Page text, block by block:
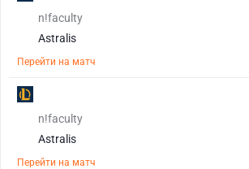
n!faculty
Astralis
Перейти на матч
n!faculty
Astralis
Перейти на матч